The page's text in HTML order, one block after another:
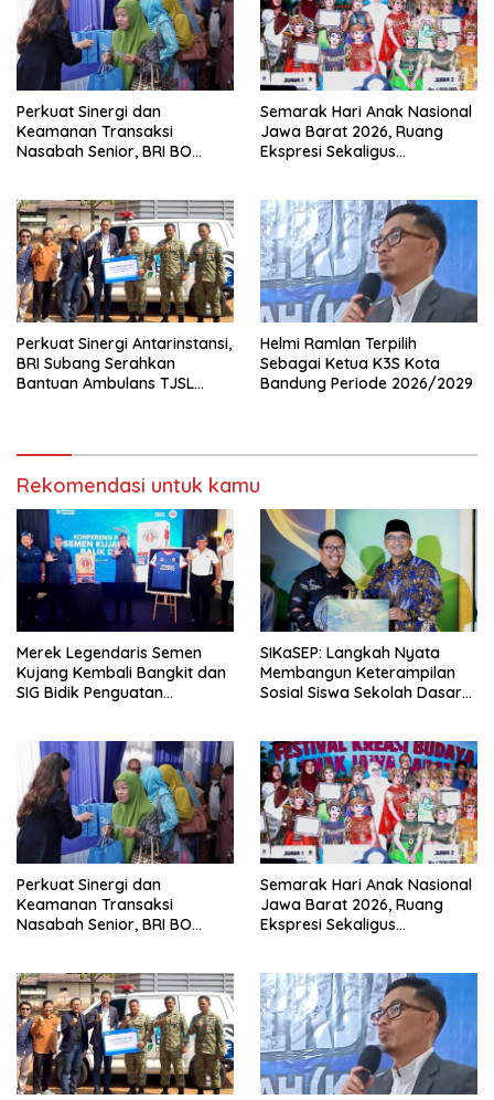
Perkuat Sinergi dan
Keamanan Transaksi
Nasabah Senior, BRI BO
Semarak Hari Anak Nasional
Jawa Barat 2026, Ruang
Ekspresi Sekaligus
Perkuat Sinergi Antarinstansi,
BRI Subang Serahkan
Bantuan Ambulans TJSL
Helmi Ramlan Terpilih
Sebagai Ketua K3S Kota
Bandung Periode 2026/2029
Rekomendasi untuk kamu
Merek Legendaris Semen
Kujang Kembali Bangkit dan
SIG Bidik Penguatan
SIKaSEP: Langkah Nyata
Membangun Keterampilan
Sosial Siswa Sekolah Dasar
Perkuat Sinergi dan
Keamanan Transaksi
Nasabah Senior, BRI BO
Semarak Hari Anak Nasional
Jawa Barat 2026, Ruang
Ekspresi Sekaligus